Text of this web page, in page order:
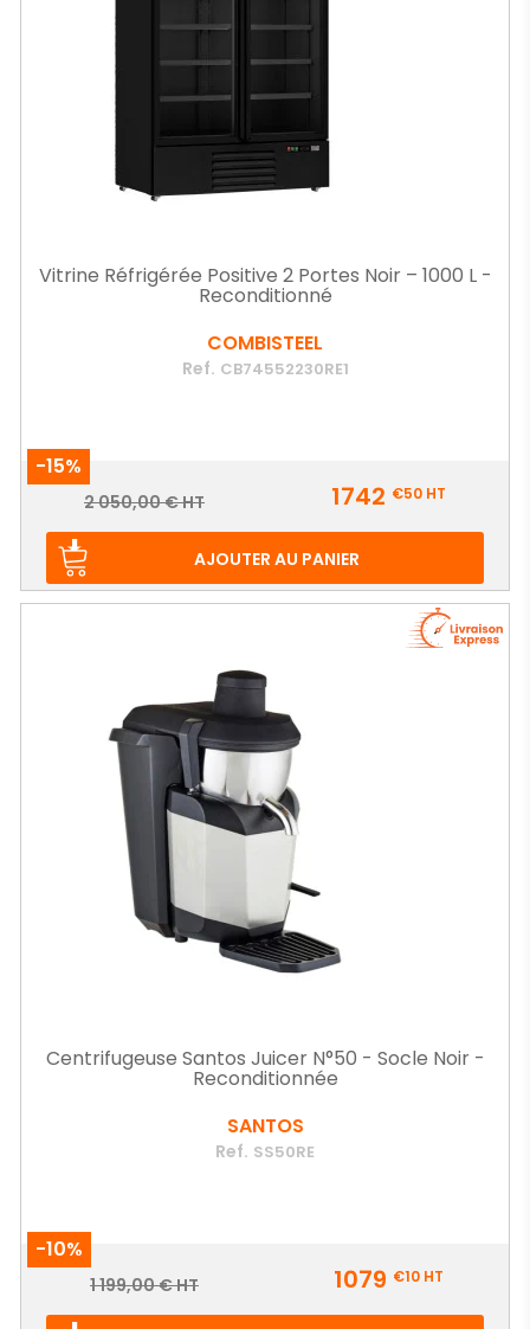
Vitrine Réfrigérée Positive 2 Portes Noir – 1000 L -
Reconditionné
COMBISTEEL
Ref. CB74552230RE1
-15%
Prix
Prix
2 050,00 € HT 1742 €50HT
AJOUTER AU PANIER
Centrifugeuse Santos Juicer N°50 - Socle Noir -
Reconditionnée
SANTOS
Ref. SS50RE
-10%
Prix
Prix
1 199,00 € HT 1079 €10HT